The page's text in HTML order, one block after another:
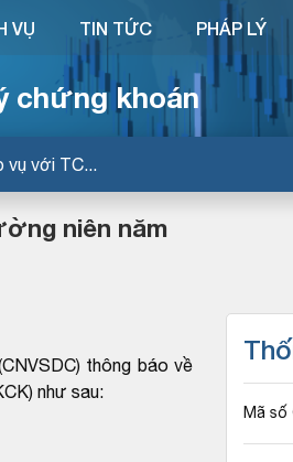
chứng khoán
vụ với TC...
VỤ TIN TỨC PHÁP LÝ
niên năm
thông báo về
như sau:
Mã số